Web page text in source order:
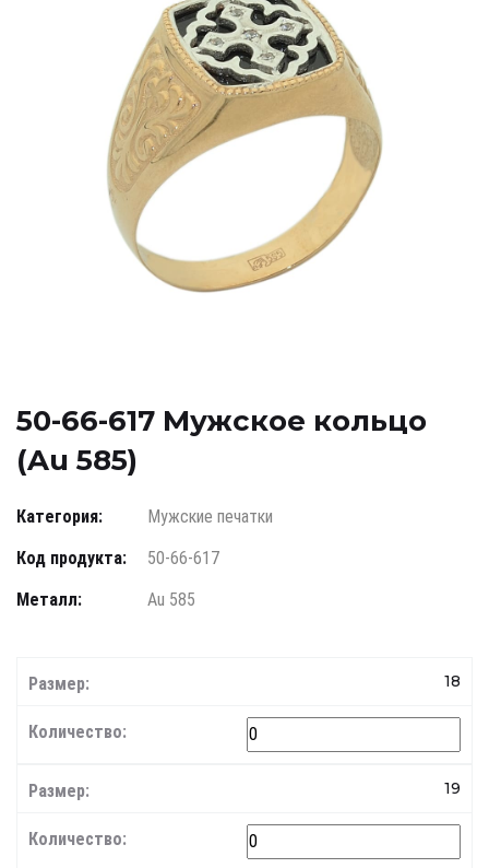
50-66-617 Мужское кольцо
(Au 585)
Категория:
Мужские печатки
Код продукта:
50-66-617
Металл:
Au 585
18
19